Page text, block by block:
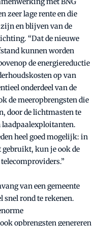
zeer lage rente en die
en blijven van de
“Dat de nieuwe
kunnen worden
de energiereductie
op van
onderdeel van de
de meeropbrengsten die
door de lichtmasten te
laadpaalexploitanten.
heel goed mogelijk: in
kun je ook de
van een gemeente
snel rond te rekenen.
opbrengsten genereren